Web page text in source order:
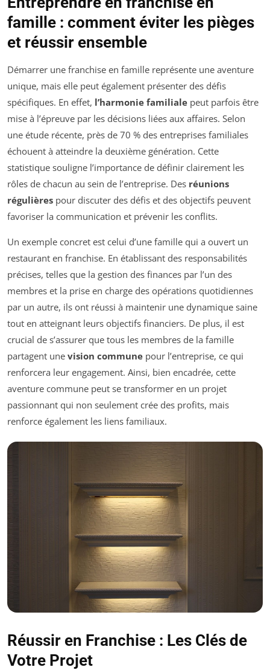
famille : comment éviter les pièges
et réussir ensemble
Démarrer une franchise en famille représente une aventure
unique, mais elle peut également présenter des défis
spécifiques. En effet, l’harmonie familiale peut parfois être
mise à l’épreuve par les décisions liées aux affaires. Selon
une étude récente, près de 70 % des entreprises familiales
échouent à atteindre la deuxième génération. Cette
statistique souligne l’importance de définir clairement les
rôles de chacun au sein de l’entreprise. Des réunions
régulières pour discuter des défis et des objectifs peuvent
favoriser la communication et prévenir les conflits.
Un exemple concret est celui d’une famille qui a ouvert un
restaurant en franchise. En établissant des responsabilités
précises, telles que la gestion des finances par l’un des
membres et la prise en charge des opérations quotidiennes
par un autre, ils ont réussi à maintenir une dynamique saine
tout en atteignant leurs objectifs financiers. De plus, il est
crucial de s’assurer que tous les membres de la famille
partagent une vision commune pour l’entreprise, ce qui
renforcera leur engagement. Ainsi, bien encadrée, cette
aventure commune peut se transformer en un projet
passionnant qui non seulement crée des profits, mais
renforce également les liens familiaux.
Réussir en Franchise : Les Clés de
Votre Projet